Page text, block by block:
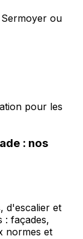
ou
pour les
: nos
d'escalier et
: façades,
normes et